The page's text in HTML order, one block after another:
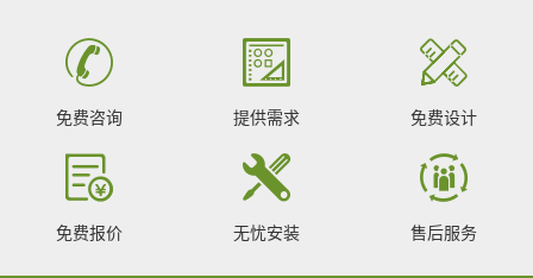
免费咨询 提供需求 免费设计
免费报价 无忧安装 售后服务